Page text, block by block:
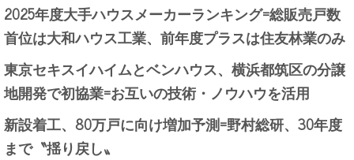
2025年度大手ハウスメーカーランキング=総販売戸数
首位は大和ハウス工業、前年度プラスは住友林業のみ
東京セキスイハイムとベンハウス、横浜都筑区の分譲
地開発で初協業=お互いの技術・ノウハウを活用
新設着工、80万戸に向け増加予測=野村総研、30年度
まで〝揺り戻し〟